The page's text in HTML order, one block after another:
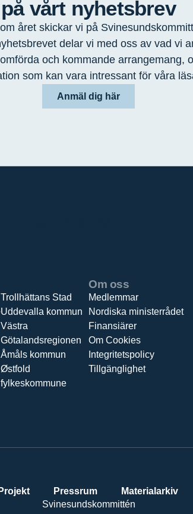
på vårt nyhetsbrev
året skickar vi på
delar vi med oss av vad vi
och kommande arrangemang,
som kan vara intressant för våra
Anmäl dig här
Trollhättans Stad
Uddevalla kommun
Västra
Götalandsregionen
Åmåls kommun
Østfold
fylkeskommune
Om oss
Medlemmar
Nordiska ministerrådet
Finansiärer
Om Cookies
Integritetspolicy
Tillgänglighet
Projekt Pressrum Materialarkiv
Svinesundskommittén